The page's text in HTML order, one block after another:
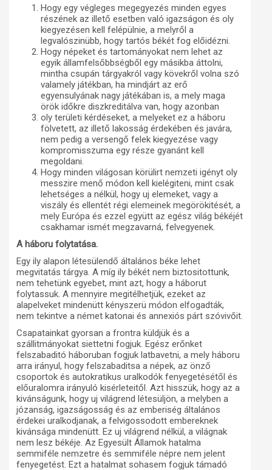
Hogy egy végleges megegyezés minden egyes
részének az illető esetben való igazságon és oly
kiegyezésen kell felépülnie, a melyről a
legvalószinübb, hogy tartós békét fog előidézni.
Hogy népeket és tartományokat nem lehet az
egyik államfelsőbbségből egy másikba áttolni,
mintha csupán tárgyakról vagy kövekről volna szó
valamely játékban, ha mindjárt az erő
egyensulyának nagy játékában is, a mely maga
örök időkre diszkreditálva van, hogy azonban
oly területi kérdéseket, a melyeket ez a háboru
fölvetett, az illető lakosság érdekében és javára,
nem pedig a versengő felek kiegyezése vagy
kompromisszuma egy része gyanánt kell
megoldani.
Hogy minden világosan körülirt nemzeti igényt oly
messzire menő módon kell kielégiteni, mint csak
lehetséges a nélkül, hogy uj elemeket, vagy a
viszály és ellentét régi elemeinek megörökitését, a
mely Európa és ezzel együtt az egész világ békéjét
csakhamar ismét megzavarná, felvegyenek.
A háboru folytatása.
Egy ily alapon létesülendő általános béke lehet
megvitatás tárgya. A míg ily békét nem biztositottunk,
nem tehetünk egyebet, mint azt, hogy a háborut
folytassuk. A mennyire megitélhetjük, ezeket az
alapelveket mindenütt kényszerü módon elfogadták,
nem tekintve a német katonai és annexiós párt szóvivőit.
Csapatainkat gyorsan a frontra küldjük és a
szállitmányokat siettetni fogjuk. Egész erőnket
felszabaditó háboruban fogjuk latbavetni, a mely háboru
arra irányul, hogy felszabaditsa a népek, az önző
csoportok és autokratikus uralkodók fenyegetésétől és
előuralomra irányuló kisérleteitől. Azt hisszük, hogy az a
kivánságunk, hogy uj világrend létesüljön, a melyben a
józanság, igazságosság és az emberiség általános
érdekei uralkodjanak, a felvigossodott embereknek
kivánsága mindenütt. Ez uj világrend nélkül, a világnak
nem lesz békéje. Az Egyesült Államok hatalma
semmiféle nemzetre és semmiféle népre nem jelent
fenyegetést. Ezt a hatalmat sohasem fogjuk támadó